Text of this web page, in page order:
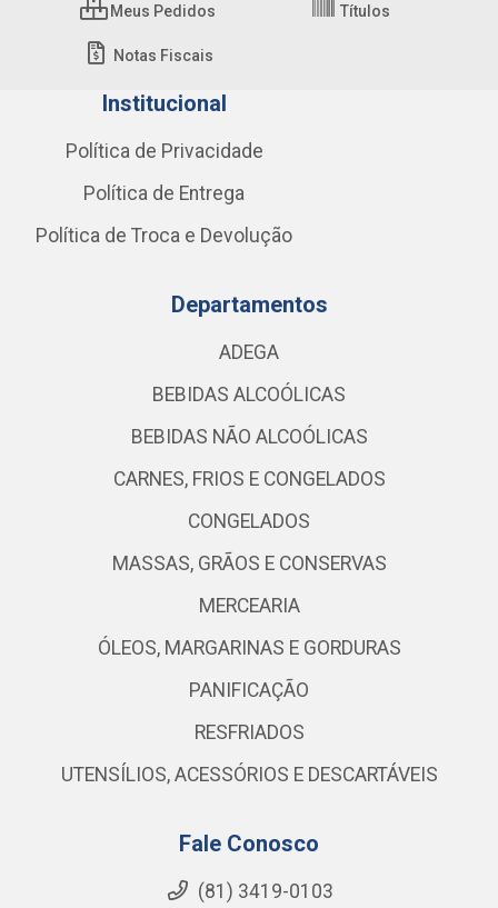
Meus Pedidos Títulos
Notas Fiscais
Institucional
Política de Privacidade
Política de Entrega
Política de Troca e Devolução
Departamentos
ADEGA
BEBIDAS ALCOÓLICAS
BEBIDAS NÃO ALCOÓLICAS
CARNES, FRIOS E CONGELADOS
CONGELADOS
MASSAS, GRÃOS E CONSERVAS
MERCEARIA
ÓLEOS, MARGARINAS E GORDURAS
PANIFICAÇÃO
RESFRIADOS
UTENSÍLIOS, ACESSÓRIOS E DESCARTÁVEIS
Fale Conosco
(81) 3419-0103